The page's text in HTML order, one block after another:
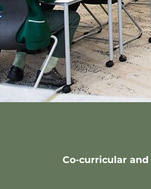
Co-curricular